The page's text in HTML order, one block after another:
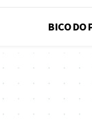
BICO DO